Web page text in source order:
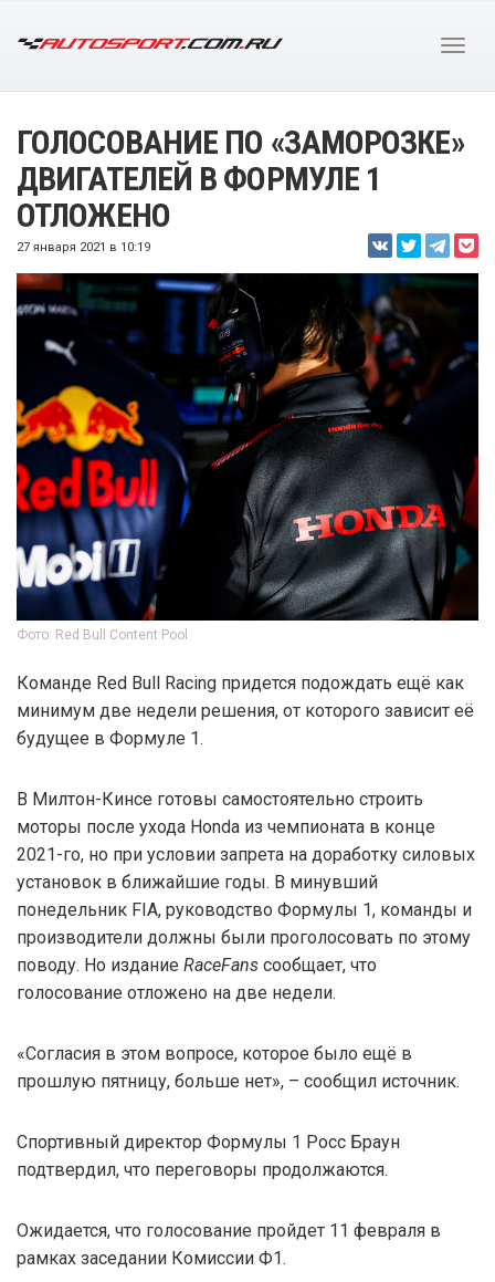
ГОЛОСОВАНИЕ ПО «ЗАМОРОЗКЕ»
ДВИГАТЕЛЕЙ В ФОРМУЛЕ 1
ОТЛОЖЕНО
27 января 2021 в 10:19
Фото: Red Bull Content Pool
Команде Red Bull Racing придется подождать ещё как
минимум две недели решения, от которого зависит её
будущее в Формуле 1.
В Милтон-Кинсе готовы самостоятельно строить
моторы после ухода Honda из чемпионата в конце
2021-го, но при условии запрета на доработку силовых
установок в ближайшие годы. В минувший
понедельник FIA, руководство Формулы 1, команды и
производители должны были проголосовать по этому
поводу. Но издание RaceFans сообщает, что
голосование отложено на две недели.
«Согласия в этом вопросе, которое было ещё в
прошлую пятницу, больше нет», – сообщил источник.
Спортивный директор Формулы 1 Росс Браун
подтвердил, что переговоры продолжаются.
Ожидается, что голосование пройдет 11 февраля в
рамках заседании Комиссии Ф1.